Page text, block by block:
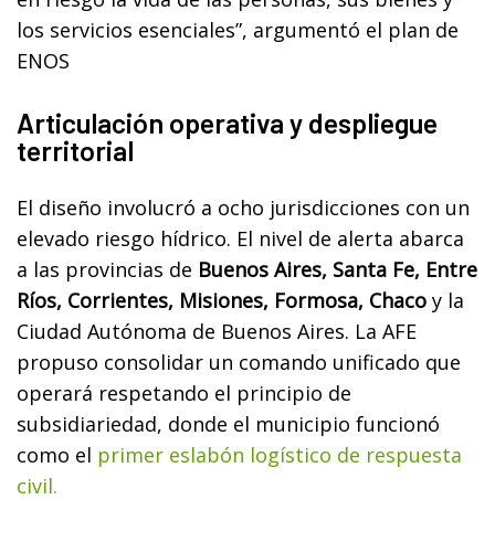
los servicios esenciales”, argumentó el plan de
ENOS
Articulación operativa y despliegue
territorial
El diseño involucró a ocho jurisdicciones con un
elevado riesgo hídrico. El nivel de alerta abarca
a las provincias de Buenos Aires, Santa Fe, Entre
Ríos, Corrientes, Misiones, Formosa, Chaco y la
Ciudad Autónoma de Buenos Aires. La AFE
propuso consolidar un comando unificado que
operará respetando el principio de
subsidiariedad, donde el municipio funcionó
como el primer eslabón logístico de respuesta
civil.